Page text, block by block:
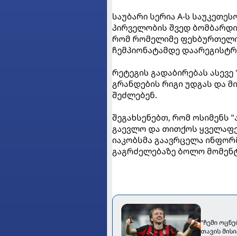
საუბარი სერია A-ს
პირველობის შვედ
რომ რომელიმე
ჩემპიონატამდე
რეტეგის გადაბირებას
გრანდების რიგი უდგას და
შეძლებენ.
შეგახსენებთ, რომ ოსიმენს
გაევლო და თითქოს
იაკობსმა გაავრცელა
გაგრძელებაზე ბოლო
"ჩემი
თავის